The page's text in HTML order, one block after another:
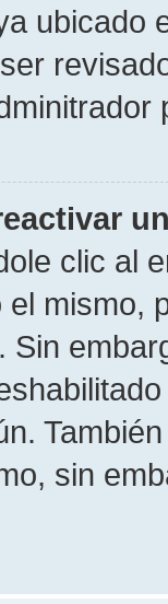
ubicado
clic al
mismo,
Sin
sin